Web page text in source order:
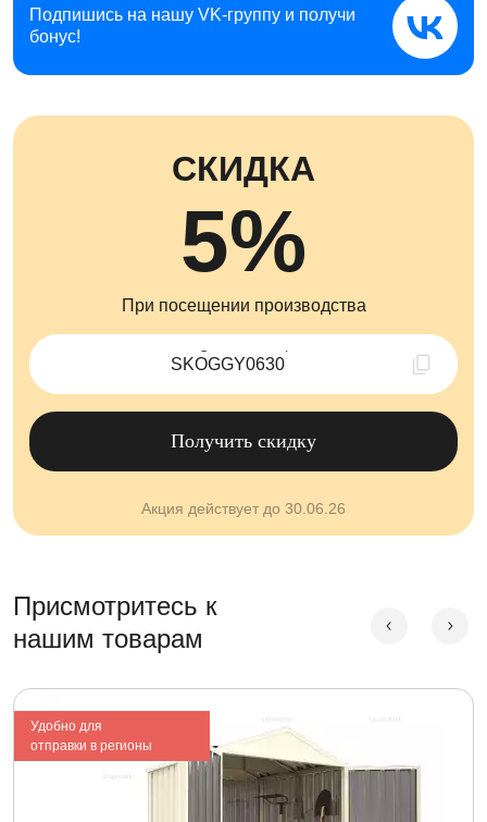
Подпишись на нашу VK-группу и получи
бонус!
СКИДКА
5%
При посещении производства
Скопировано !
Получить скидку
Акция действует до 30.06.26
Присмотритесь к
нашим товарам
Удобно для
отправки в регионы